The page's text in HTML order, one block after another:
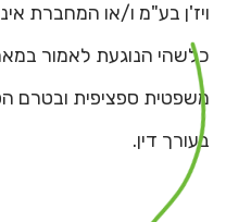
ויז'ן בע"מ ו/או המחברת
כלשהי הנוגעת לאמור
משפטית ספציפית ובטרם
בעורך דין.